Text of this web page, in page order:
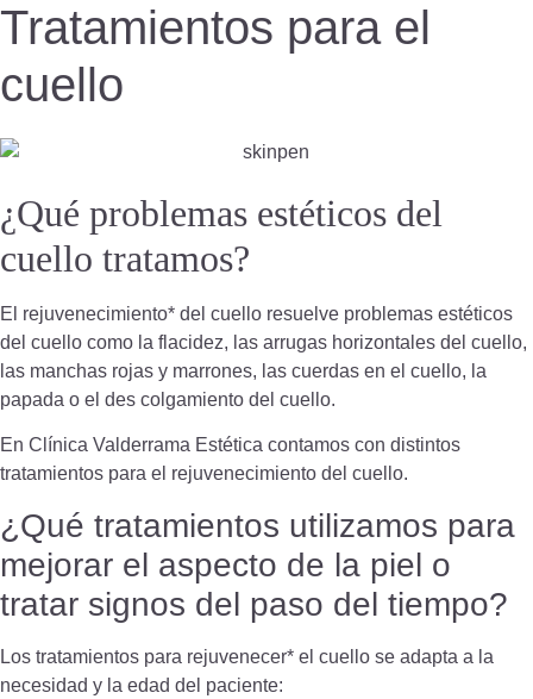
Tratamientos para el
cuello
¿Qué problemas estéticos del
cuello tratamos?
El rejuvenecimiento* del cuello resuelve problemas estéticos
del cuello como la flacidez, las arrugas horizontales del cuello,
las manchas rojas y marrones, las cuerdas en el cuello, la
papada o el des colgamiento del cuello.
En Clínica Valderrama Estética contamos con distintos
tratamientos para el rejuvenecimiento del cuello.
¿Qué tratamientos utilizamos para
mejorar el aspecto de la piel o
tratar signos del paso del tiempo?
Los tratamientos para rejuvenecer* el cuello se adapta a la
necesidad y la edad del paciente: